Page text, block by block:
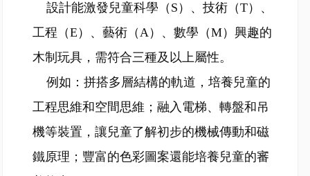
設計能激發兒童科學（S）、技術（T）、
工程（E）、藝術（A）、數學（M）興趣的
木制玩具，需符合三種及以上屬性。
例如：拼搭多層結構的軌道，培養兒童的
工程思維和空間思維；融入電梯、轉盤和吊
機等裝置，讓兒童了解初步的機械傳動和磁
鐵原理；豐富的色彩圖案還能培養兒童的審